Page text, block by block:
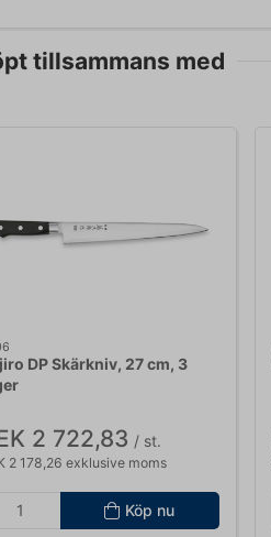
tillsammans med
DP Skärkniv, 27 cm, 3
2 722,83 / st.
2 178,26 exklusive moms
Köp nu